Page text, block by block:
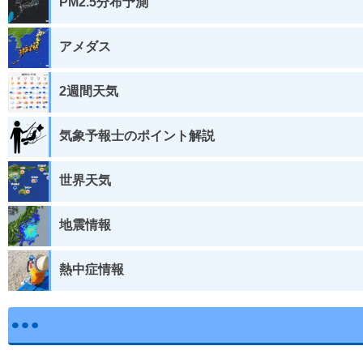
アメダス
2週間天気
気象予報士のポイント解説
世界天気
地震情報
熱中症情報